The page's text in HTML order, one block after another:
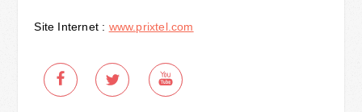
Site Internet : www.prixtel.com